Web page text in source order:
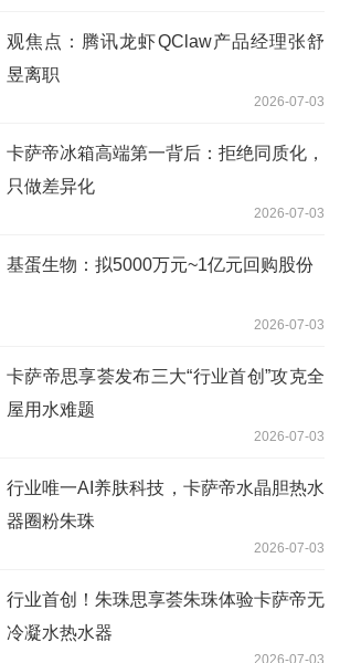
观焦点：腾讯龙虾QClaw产品经理张舒
昱离职
2026-07-03
卡萨帝冰箱高端第一背后：拒绝同质化，
只做差异化
2026-07-03
基蛋生物：拟5000万元~1亿元回购股份
2026-07-03
卡萨帝思享荟发布三大“行业首创”攻克全
屋用水难题
2026-07-03
行业唯一AI养肤科技，卡萨帝水晶胆热水
器圈粉朱珠
2026-07-03
行业首创！朱珠思享荟朱珠体验卡萨帝无
冷凝水热水器